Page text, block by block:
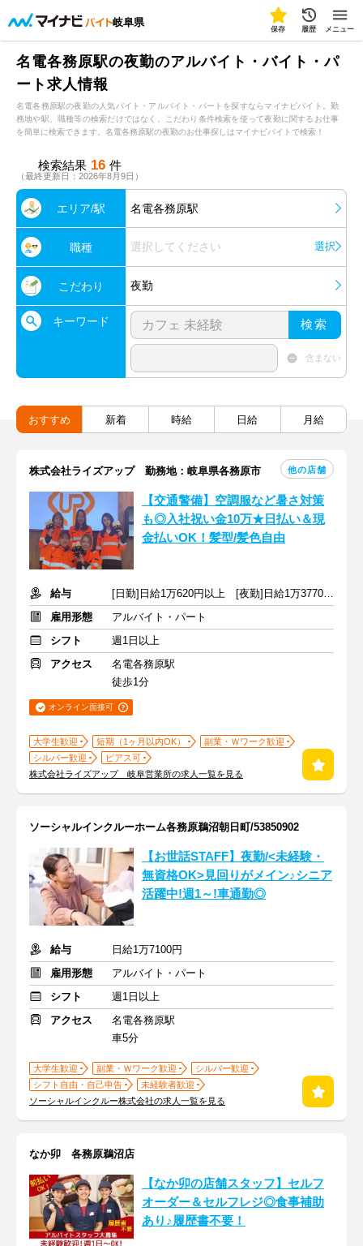
岐阜県
保存 履歴 メニュー
名電各務原駅の夜勤のアルバイト・バイト・パ
ート求人情報
名電各務原駅の夜勤の人気バイト・アルバイト・パートを探すならマイナビバイト。勤
務地や駅、職種等の検索だけではなく、こだわり条件検索を使って夜勤に関するお仕事
を簡単に検索できます。名電各務原駅の夜勤のお仕事探しはマイナビバイトで検索！
検索結果 16 件
（最終更新日：2026年8月9日）
エリア/駅 名電各務原駅
職種 選択してください 選択
こだわり 夜勤
キーワード 検索
含まない
おすすめ 新着 時給 日給 月給
株式会社ライズアップ 勤務地：岐阜県各務原市 他の店舗
【交通警備】空調服など暑さ対策
も◎入社祝い金10万★日払い＆現
金払いOK！髪型/髪色自由
給与
[日勤]日給1万620円以上 [夜勤]日給1万3770円以上
雇用形態
アルバイト・パート
シフト
週1日以上
アクセス
名電各務原駅
徒歩1分
オンライン面接可
大学生歓迎 短期（1ヶ月以内OK）
副業・Ｗワーク歓迎
シルバー歓迎
ピアス可
株式会社ライズアップ 岐阜営業所の求人一覧を見る
ソーシャルインクルーホーム各務原鵜沼朝日町/53850902
【お世話STAFF】夜勤/<未経験・
無資格OK>見回りがメイン♪シニア
活躍中!週1～!車通勤◎
給与
日給1万7100円
雇用形態
アルバイト・パート
シフト
週1日以上
アクセス
名電各務原駅
車5分
大学生歓迎 副業・Ｗワーク歓迎
シルバー歓迎
シフト自由・自己申告
未経験者歓迎
ソーシャルインクルー株式会社の求人一覧を見る
なか卯 各務原鵜沼店
【なか卯の店舗スタッフ】セルフ
オーダー＆セルフレジ◎食事補助
あり♪履歴書不要！